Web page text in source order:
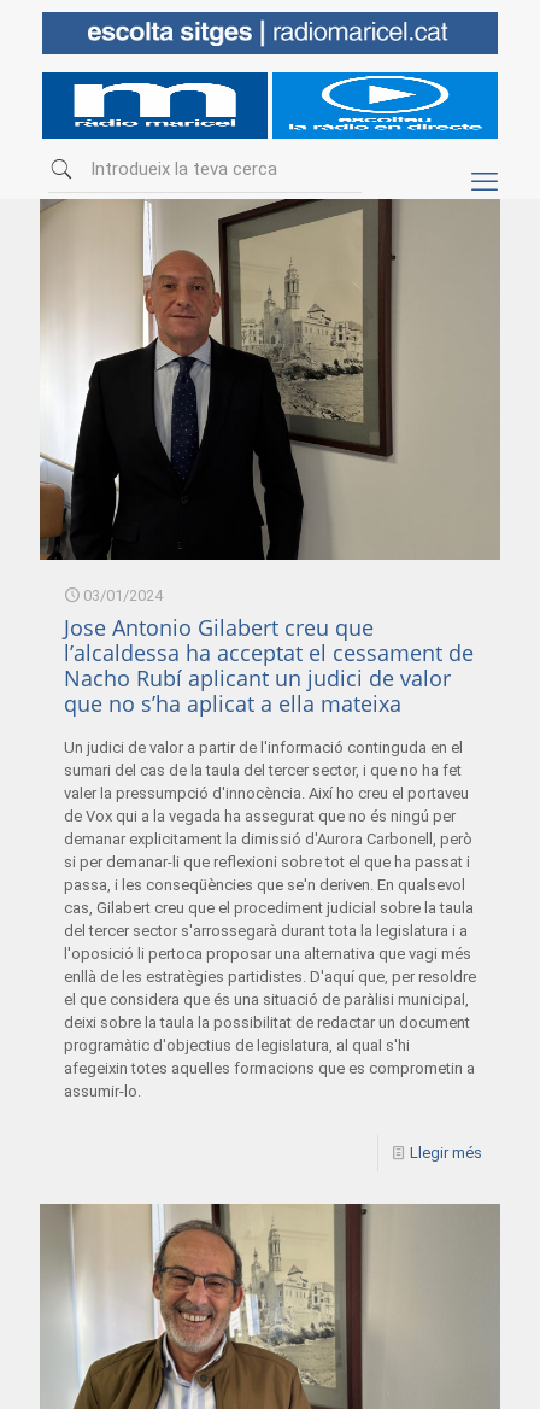
03/01/2024
Jose Antonio Gilabert creu que
l’alcaldessa ha acceptat el cessament de
Nacho Rubí aplicant un judici de valor
que no s’ha aplicat a ella mateixa
Un judici de valor a partir de l'informació continguda en el
sumari del cas de la taula del tercer sector, i que no ha fet
valer la pressumpció d'innocència. Així ho creu el portaveu
de Vox qui a la vegada ha assegurat que no és ningú per
demanar explicitament la dimissió d'Aurora Carbonell, però
si per demanar-li que reflexioni sobre tot el que ha passat i
passa, i les conseqüències que se'n deriven. En qualsevol
cas, Gilabert creu que el procediment judicial sobre la taula
del tercer sector s'arrossegarà durant tota la legislatura i a
l'oposició li pertoca proposar una alternativa que vagi més
enllà de les estratègies partidistes. D'aquí que, per resoldre
el que considera que és una situació de paràlisi municipal,
deixi sobre la taula la possibilitat de redactar un document
programàtic d'objectius de legislatura, al qual s'hi
afegeixin totes aquelles formacions que es comprometin a
assumir-lo.
Llegir més